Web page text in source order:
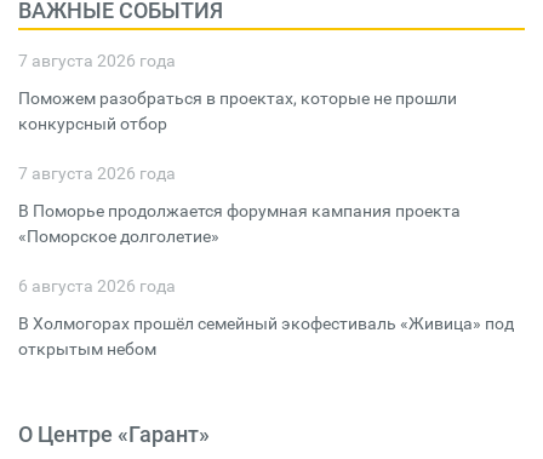
ВАЖНЫЕ СОБЫТИЯ
7 августа 2026 года
Поможем разобраться в проектах, которые не прошли
конкурсный отбор
7 августа 2026 года
В Поморье продолжается форумная кампания проекта
«Поморское долголетие»
6 августа 2026 года
В Холмогорах прошёл семейный экофестиваль «Живица» под
открытым небом
О Центре «Гарант»